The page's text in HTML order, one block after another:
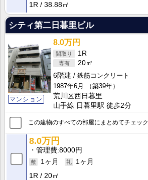
1R
38.88㎡
シティ第二日暮里ビル
マンション
8.0万円
1R
20㎡
6階建
鉄筋コンクリート
1987年6月
（築39年）
荒川区西日暮里
山手線 日暮里駅 徒歩2分
この建物のすべての部屋にまとめてチェック
8.0万円
管理費 8000円
1ヶ月
1ヶ月
1R
20㎡